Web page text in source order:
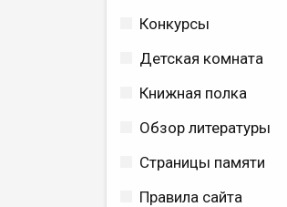
Конкурсы
Детская комната
Книжная полка
Обзор литературы
Страницы памяти
Правила сайта